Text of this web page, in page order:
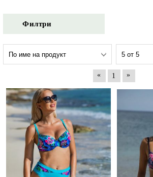
НА
Филтри
« 1 »